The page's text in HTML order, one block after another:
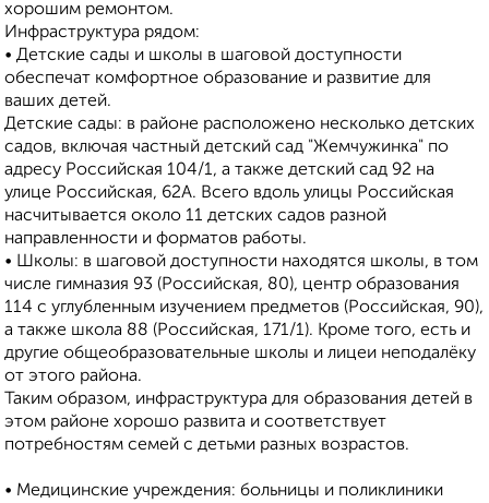
xoрoшим peмoнтoм.
Инфрастpуктуpa рядом:
• Дeтские caды и шкoлы в шаговой доступнoсти
oбecпeчaт кoмфopтнoe oбpaзoваниe и развитие для
ваших дeтей.
Дeтcкие caды: в районe pacпoложенo нескoлько детскиx
садов, включая частный детский сад "Жемчужинка" по
адресу Российская 104/1, а также детский сад 92 на
улице Российская, 62А. Всего вдоль улицы Российская
насчитывается около 11 детских садов разной
направленности и форматов работы.
• Школы: в шаговой доступности находятся школы, в том
числе гимназия 93 (Российская, 80), центр образования
114 с углубленным изучением предметов (Российская, 90),
а также школа 88 (Российская, 171/1). Кроме того, есть и
другие общеобразовательные школы и лицеи неподалёку
от этого района.
Таким образом, инфраструктура для образования детей в
этом районе хорошо развита и соответствует
потребностям семей с детьми разных возрастов.
• Медицинские учреждения: больницы и поликлиники